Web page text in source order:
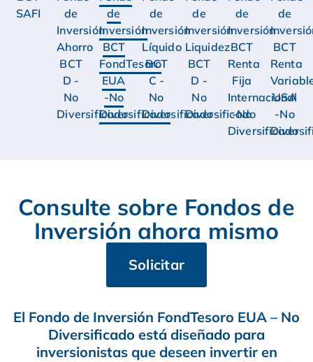
SAFI
de
Inversión
Ahorro
BCT
D -
No
Diversificado
de
Inversión
BCT
FondTesoro
EUA
-No
Diversificado
de
Inversión
Líquido
BCT
C -
No
Diversificado
de
Inversión
Liquidez
BCT
D -
No
Diversificado
de
Inversión
BCT
Renta
Fija
Internacional
-No
Diversificado
de
BCT
Renta
USA
-No
Consulte sobre Fondos de
Inversión ahora mismo
Solicitar
El Fondo de Inversión FondTesoro EUA – No
Diversificado está diseñado para
inversionistas que deseen invertir en